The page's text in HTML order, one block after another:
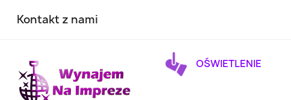
Kontakt z nami
OŚWIETLENIE